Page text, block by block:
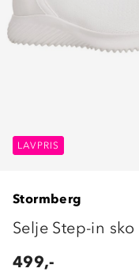
LAVPRIS
LAVPRIS
Stormberg
Selje Step-in sko
499,-